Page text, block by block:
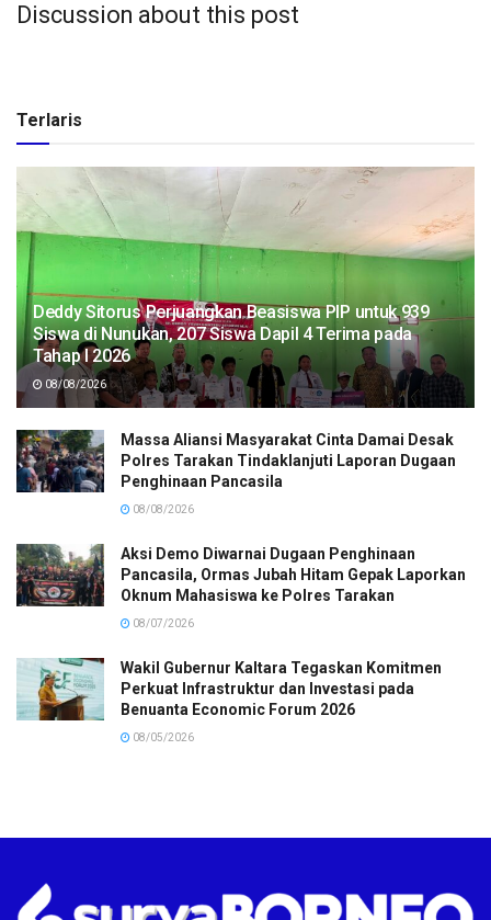
Discussion about this post
Terlaris
Deddy Sitorus Perjuangkan Beasiswa PIP untuk 939
Siswa di Nunukan, 207 Siswa Dapil 4 Terima pada
Tahap I 2026
08/08/2026
Massa Aliansi Masyarakat Cinta Damai Desak
Polres Tarakan Tindaklanjuti Laporan Dugaan
Penghinaan Pancasila
08/08/2026
Aksi Demo Diwarnai Dugaan Penghinaan
Pancasila, Ormas Jubah Hitam Gepak Laporkan
Oknum Mahasiswa ke Polres Tarakan
08/07/2026
Wakil Gubernur Kaltara Tegaskan Komitmen
Perkuat Infrastruktur dan Investasi pada
Benuanta Economic Forum 2026
08/05/2026